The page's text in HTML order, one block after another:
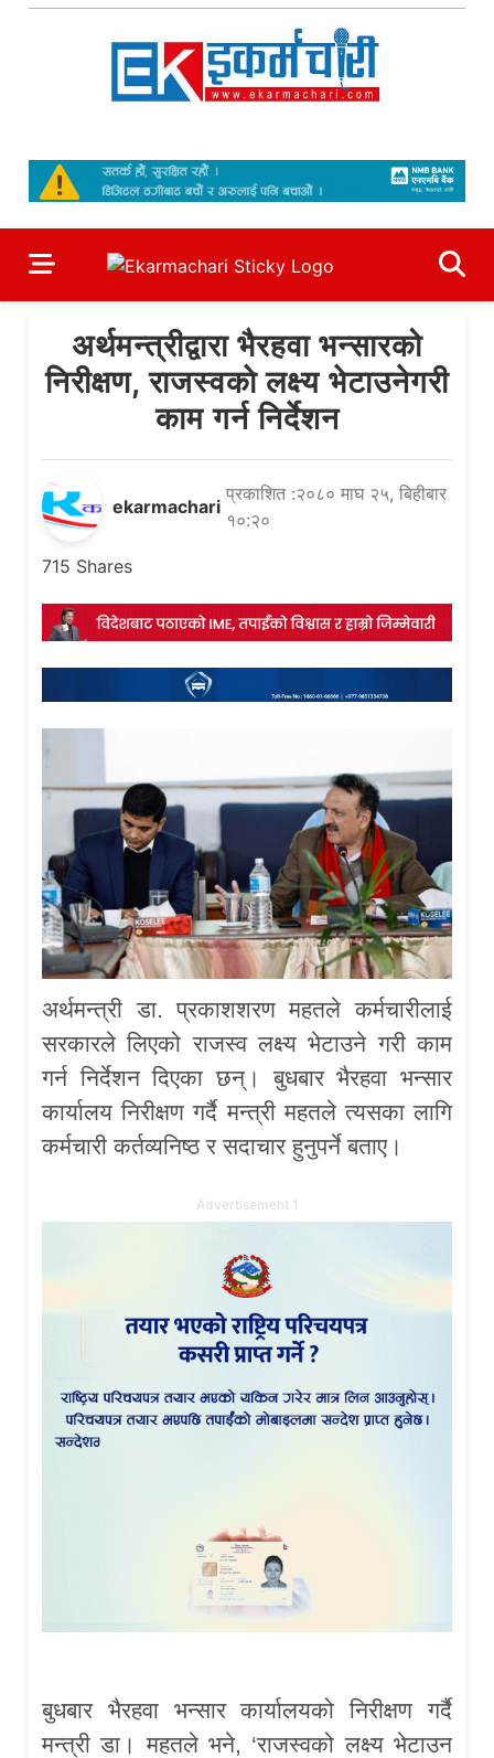
Skip
अर्थमन्त्रीद्वारा भैरहवा भन्सारको
निरीक्षण, राजस्वकाे लक्ष्य भेटाउनेगरी
काम गर्न निर्देशन
ekarmachari
प्रकाशित :२०८० माघ २५, बिहीबार
१०:२०
715 Shares
अर्थमन्त्री डा. प्रकाशशरण महतले कर्मचारीलाई
सरकारले लिएको राजस्व लक्ष्य भेटाउने गरी काम
गर्न निर्देशन दिएका छन्। बुधबार भैरहवा भन्सार
कार्यालय निरीक्षण गर्दै मन्त्री महतले त्यसका लागि
कर्मचारी कर्तव्यनिष्ठ र सदाचार हुनुपर्ने बताए।
Advertisement 1
बुधबार भैरहवा भन्सार कार्यालयको निरीक्षण गर्दै
मन्त्री डा। महतले भने, ‘राजस्वको लक्ष्य भेटाउन